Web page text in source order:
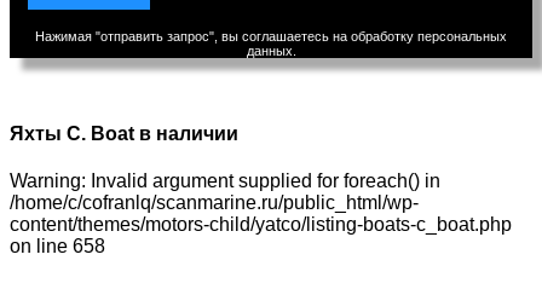
Нажимая "отправить запрос", вы соглашаетесь на обработку персональных
данных.
Яхты C. Boat в наличии
Warning: Invalid argument supplied for foreach() in
/home/c/cofranlq/scanmarine.ru/public_html/wp-
content/themes/motors-child/yatco/listing-boats-c_boat.php
on line 658